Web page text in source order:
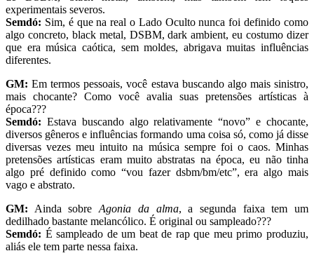
experimentais severos.
Semdó: Sim, é que na real o Lado Oculto nunca foi definido como
algo concreto, black metal, DSBM, dark ambient, eu costumo dizer
que era música caótica, sem moldes, abrigava muitas influências
diferentes.
GM: Em termos pessoais, você estava buscando algo mais sinistro,
mais chocante? Como você avalia suas pretensões artísticas à
época???
Semdó: Estava buscando algo relativamente “novo” e chocante,
diversos gêneros e influências formando uma coisa só, como já disse
diversas vezes meu intuito na música sempre foi o caos. Minhas
pretensões artísticas eram muito abstratas na época, eu não tinha
algo pré definido como “vou fazer dsbm/bm/etc”, era algo mais
vago e abstrato.
GM: Ainda sobreAgonia da alma, a segunda faixa tem um
dedilhado bastante melancólico. É original ou sampleado???
Semdó: É sampleado de um beat de rap que meu primo produziu,
aliás ele tem parte nessa faixa.